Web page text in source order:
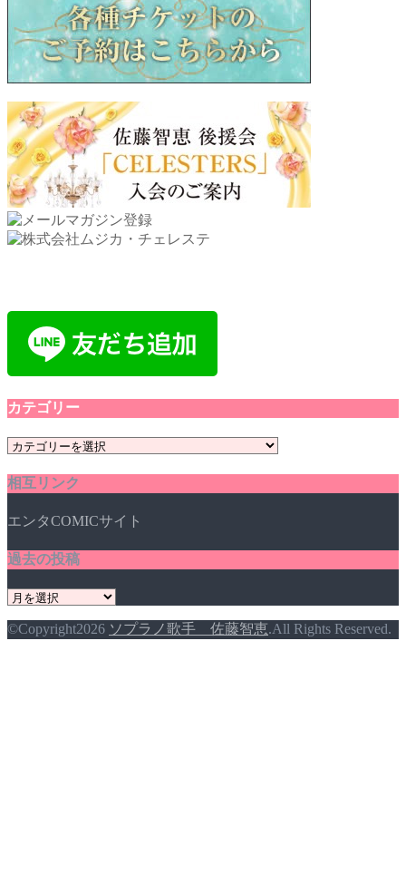
カテゴリー
カ
ゴ
ー
相互リンク
エンタCOMICサイト
過去の投稿
過
の
©Copyright2026 ソプラノ歌手 佐藤智恵.All Rights Reserved.